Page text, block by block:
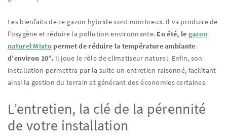
Les bienfaits de ce gazon hybride sont nombreux. Il va produire de
l’oxygène et réduire la pollution environnante. En été, le gazon
naturel Mixtopermet de réduire la température ambiante
d’environ 10°. Il joue le rôle de climatiseur naturel. Enfin, son
installation permettra par la suite un entretien raisonné, facilitant
ainsi la gestion du terrain et générant des économies certaines.
L’entretien, la clé de la pérennité
de votre installation